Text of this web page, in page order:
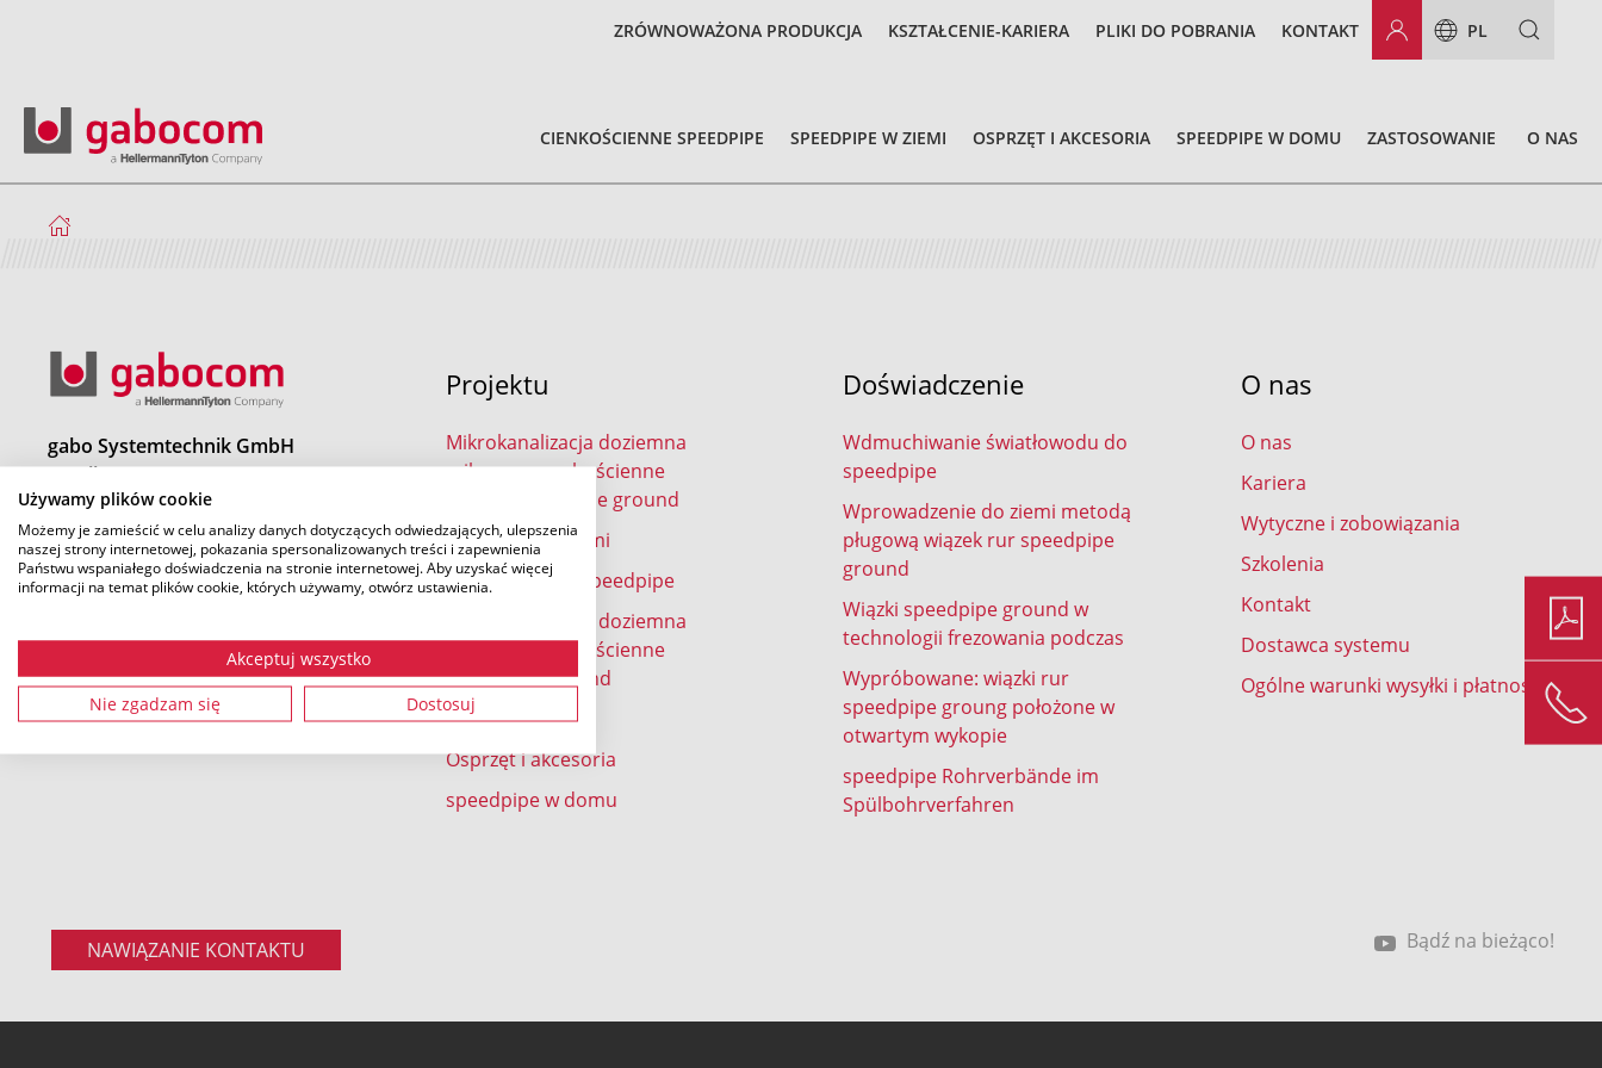
Używamy plików cookie
Możemy je zamieścić w celu analizy danych dotyczących odwiedzających, ulepszenia
naszej strony internetowej, pokazania spersonalizowanych treści i zapewnienia
Państwu wspaniałego doświadczenia na stronie internetowej. Aby uzyskać więcej
informacji na temat plików cookie, których używamy, otwórz ustawienia.
Akceptuj wszystko
Nie zgadzam się Dostosuj
ZRÓWNOWAŻONA PRODUKCJA KSZTAŁCENIE-KARIERA PLIKI DO POBRANIA KONTAKT PL
CIENKOŚCIENNE SPEEDPIPE SPEEDPIPE W ZIEMI OSPRZĘT I AKCESORIA SPEEDPIPE W DOMU ZASTOSOWANIE O NAS
gabo Systemtechnik GmbH
a HellermannTyton Company
Am Schaidweg 7
94559 Niederwinkling
Tel.: +49 9962 950-0
Fax.: +49 9962 950-202
Projektu
Mikrokanalizacja doziemna
mikrorury grubościenne
speedpipe bundle ground
speedpipe w ziemi
Cienkościenne speedpipe
Mikrokanalizacja doziemna
mikrorury grubościenne
speedpipe ground
speedpipe
Osprzęt i akcesoria
speedpipe w domu
Doświadczenie
Wdmuchiwanie światłowodu do
speedpipe
Wprowadzenie do ziemi metodą
pługową wiązek rur speedpipe
ground
Wiązki speedpipe ground w
technologii frezowania podczas
Wypróbowane: wiązki rur
speedpipe groung położone w
otwartym wykopie
speedpipe Rohrverbände im
Spülbohrverfahren
O nas
O nas
Kariera
Wytyczne i zobowiązania
Szkolenia
Kontakt
Dostawca systemu
Ogólne warunki wysyłki i płatności
NAWIĄZANIE KONTAKTU Bądź na bieżąco!